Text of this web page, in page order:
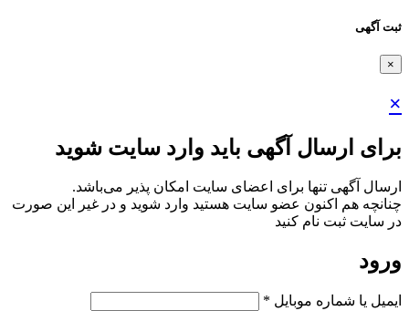
ثبت آگهی
×
×
برای ارسال آگهی باید وارد سایت شوید
ارسال آگهی تنها برای اعضای سایت امکان پذیر می‌باشد.
چنانچه هم‌ اکنون عضو سایت هستید وارد شوید و در غیر این صورت
در سایت ثبت نام کنید
ورود
ایمیل یا شماره موبایل *